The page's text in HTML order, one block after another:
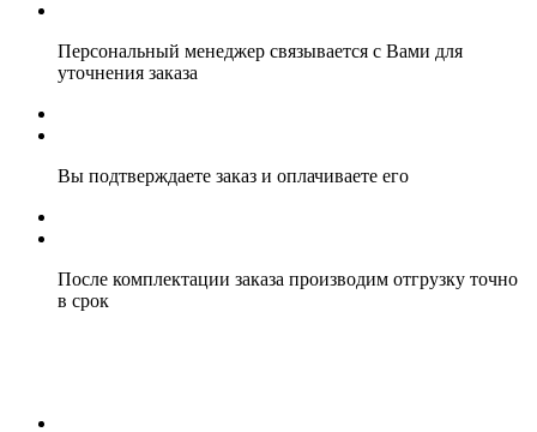
Персональный менеджер связывается с Вами для
уточнения заказа
Вы подтверждаете заказ и оплачиваете его
После комплектации заказа производим отгрузку точно
в срок